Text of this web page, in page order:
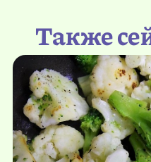
Также